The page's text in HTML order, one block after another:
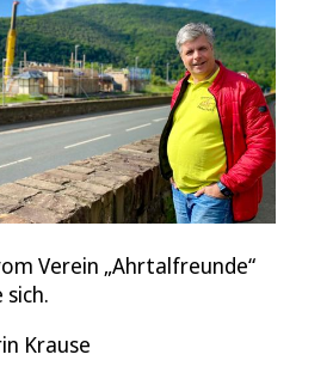
Verein „Ahrtalfreunde“
Krause